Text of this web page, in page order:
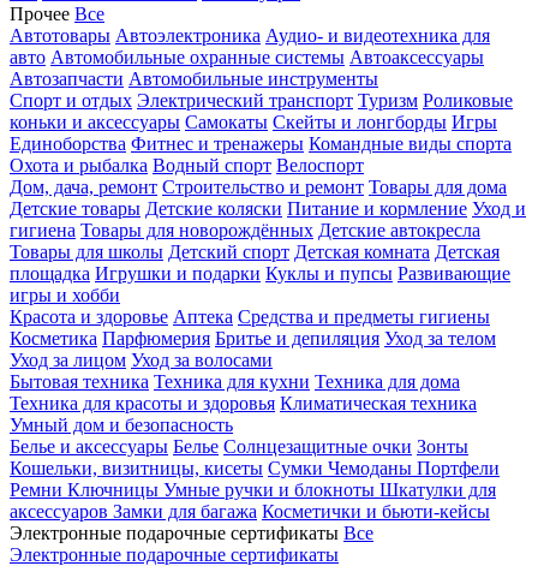
Прочее Все
Автотовары Автоэлектроника Аудио- и видеотехника для
авто Автомобильные охранные системы Автоаксессуары
Автозапчасти Автомобильные инструменты
Спорт и отдых Электрический транспорт Туризм Роликовые
коньки и аксессуары Самокаты Скейты и лонгборды Игры
Единоборства Фитнес и тренажеры Командные виды спорта
Охота и рыбалка Водный спорт Велоспорт
Дом, дача, ремонт Строительство и ремонт Товары для дома
Детские товары Детские коляски Питание и кормление Уход и
гигиена Товары для новорождённых Детские автокресла
Товары для школы Детский спорт Детская комната Детская
площадка Игрушки и подарки Куклы и пупсы Развивающие
игры и хобби
Красота и здоровье Аптека Средства и предметы гигиены
Косметика Парфюмерия Бритье и депиляция Уход за телом
Уход за лицом Уход за волосами
Бытовая техника Техника для кухни Техника для дома
Техника для красоты и здоровья Климатическая техника
Умный дом и безопасность
Белье и аксессуары Белье Солнцезащитные очки Зонты
Кошельки, визитницы, кисеты Сумки Чемоданы Портфели
Ремни Ключницы Умные ручки и блокноты Шкатулки для
аксессуаров Замки для багажа Косметички и бьюти-кейсы
Электронные подарочные сертификаты Все
Электронные подарочные сертификаты